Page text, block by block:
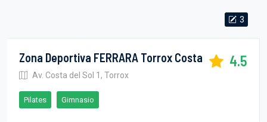
3
Zona Deportiva FERRARA Torrox Costa
Av. Costa del Sol 1, Torrox
4.5
Pilates Gimnasio